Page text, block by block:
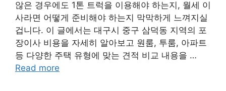
않은 경우에도 1톤 트럭을 이용해야 하는지, 월세 이
사라면 어떻게 준비해야 하는지 막막하게 느껴지실
겁니다. 이 글에서는 대구시 중구 삼덕동 지역의 포
장이사 비용을 자세히 알아보고 원룸, 투룸, 아파트
등 다양한 주택 유형에 맞는 견적 비교 내용을 …
Read more